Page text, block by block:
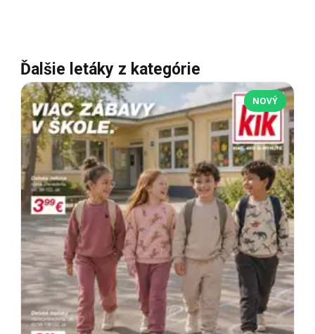
Ďalšie letáky z kategórie
NOVÝ